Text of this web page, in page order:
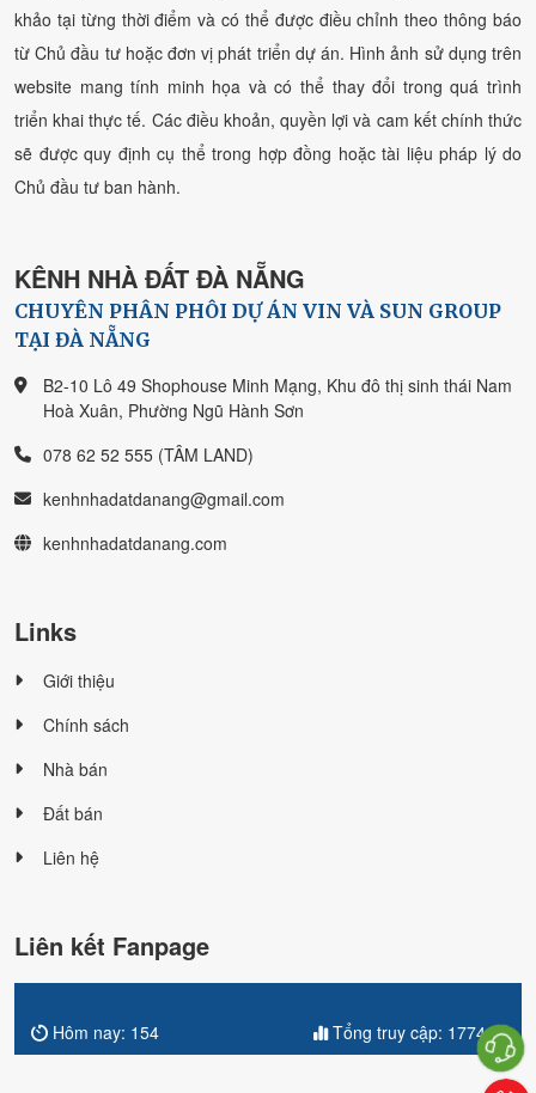
khảo tại từng thời điểm và có thể được điều chỉnh theo thông báo
từ Chủ đầu tư hoặc đơn vị phát triển dự án. Hình ảnh sử dụng trên
website mang tính minh họa và có thể thay đổi trong quá trình
triển khai thực tế. Các điều khoản, quyền lợi và cam kết chính thức
sẽ được quy định cụ thể trong hợp đồng hoặc tài liệu pháp lý do
Chủ đầu tư ban hành.
KÊNH NHÀ ĐẤT ĐÀ NẴNG
CHUYÊN PHÂN PHÔI DỰ ÁN VIN VÀ SUN GROUP
TẠI ĐÀ NẴNG
B2-10 Lô 49 Shophouse Minh Mạng, Khu đô thị sinh thái Nam
Hoà Xuân, Phường Ngũ Hành Sơn
078 62 52 555 (TÂM LAND)
kenhnhadatdanang@gmail.com
kenhnhadatdanang.com
Links
Giới thiệu
Chính sách
Nhà bán
Đất bán
Liên hệ
Liên kết Fanpage
Hôm nay: 154 Tổng truy cập: 177419